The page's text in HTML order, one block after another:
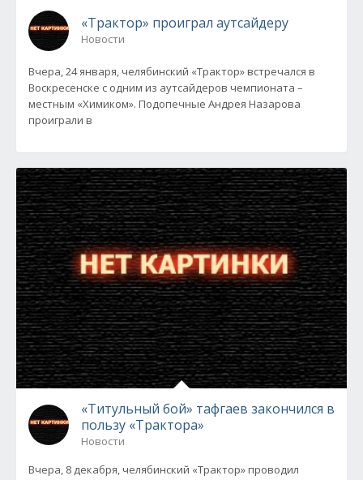
«Трактор» проиграл аутсайдеру
Новости
Вчера, 24 января, челябинский «Трактор» встречался в
Воскресенске с одним из аутсайдеров чемпионата –
местным «Химиком». Подопечные Андрея Назарова
проиграли в
«Титульный бой» тафгаев закончился в
пользу «Трактора»
Новости
Вчера, 8 декабря, челябинский «Трактор» проводил